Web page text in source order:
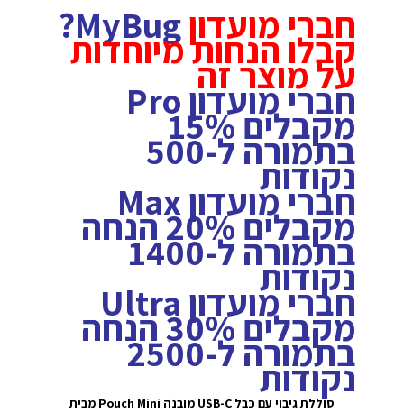
חברי מועדוןMyBug?
קבלו הנחות מיוחדות
על מוצר זה
חברי מועדון Pro
מקבלים 15%
בתמורה ל-500
נקודות
חברי מועדון Max
מקבלים 20% הנחה
בתמורה ל-1400
נקודות
חברי מועדון Ultra
מקבלים 30% הנחה
בתמורה ל-2500
נקודות
סוללת גיבוי עם כבל USB-C מובנה Pouch Mini מבית